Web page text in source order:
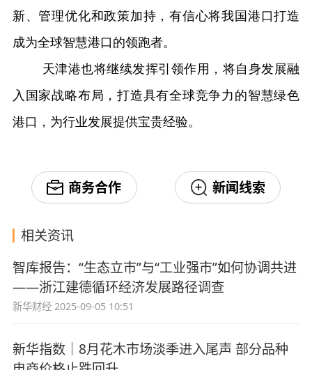
新、管理优化和政策加持，有信心将我国港口打造
成为全球智慧港口的领跑者。
天津港也将继续发挥引领作用，将自身发展融
入国家战略布局，打造具有全球竞争力的智慧绿色
港口，为行业发展提供宝贵经验。
商务合作 新闻线索
相关资讯
智库报告：“生态立市”与“工业强市”如何协调共进
——浙江建德循环经济发展路径调查
新华财经 2025-09-05 10:51
新华指数｜8月花木市场淡季进入尾声 部分品种